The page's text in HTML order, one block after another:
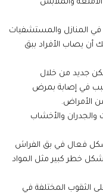
والملابس
المنازل والمستشفيات
أن يصاب الأفراد ببق
جديد من خلال
في إصابة بمرض
من الأمراض.
والأخشاب
فعال في بق الفراش
خطر كبير مثل المواد
المختلفة في